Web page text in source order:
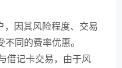
，因其风险程度、交易
同的费率优惠。
借记卡交易，由于风